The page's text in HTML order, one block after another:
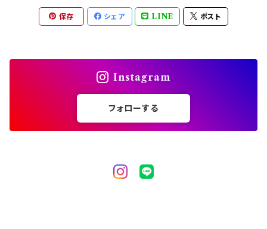
保存 シェア LINE ポスト
Instagram
フォローする